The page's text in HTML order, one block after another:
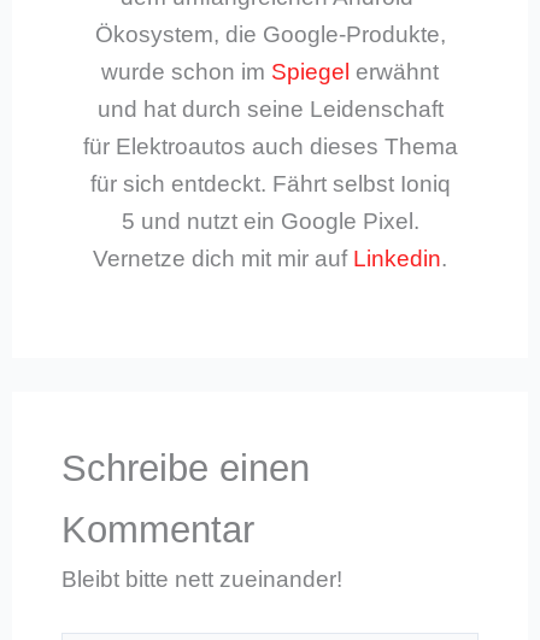
Ökosystem, die Google-Produkte,
wurde schon im Spiegel erwähnt
und hat durch seine Leidenschaft
für Elektroautos auch dieses Thema
für sich entdeckt. Fährt selbst Ioniq
5 und nutzt ein Google Pixel.
Vernetze dich mit mir auf Linkedin.
Schreibe einen
Kommentar
Bleibt bitte nett zueinander!